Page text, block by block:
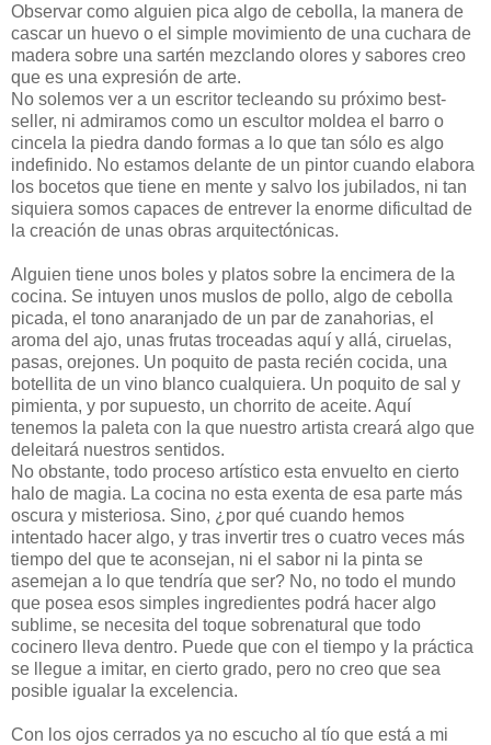
Observar como alguien pica algo de cebolla, la manera de
cascar un huevo o el simple movimiento de una cuchara de
madera sobre una sartén mezclando olores y sabores creo
que es una expresión de arte.
No solemos ver a un escritor tecleando su próximo best-
seller, ni admiramos como un escultor moldea el barro o
cincela la piedra dando formas a lo que tan sólo es algo
indefinido. No estamos delante de un pintor cuando elabora
los bocetos que tiene en mente y salvo los jubilados, ni tan
siquiera somos capaces de entrever la enorme dificultad de
la creación de unas obras arquitectónicas.
Alguien tiene unos boles y platos sobre la encimera de la
cocina. Se intuyen unos muslos de pollo, algo de cebolla
picada, el tono anaranjado de un par de zanahorias, el
aroma del ajo, unas frutas troceadas aquí y allá, ciruelas,
pasas, orejones. Un poquito de pasta recién cocida, una
botellita de un vino blanco cualquiera. Un poquito de sal y
pimienta, y por supuesto, un chorrito de aceite. Aquí
tenemos la paleta con la que nuestro artista creará algo que
deleitará nuestros sentidos.
No obstante, todo proceso artístico esta envuelto en cierto
halo de magia. La cocina no esta exenta de esa parte más
oscura y misteriosa. Sino, ¿por qué cuando hemos
intentado hacer algo, y tras invertir tres o cuatro veces más
tiempo del que te aconsejan, ni el sabor ni la pinta se
asemejan a lo que tendría que ser? No, no todo el mundo
que posea esos simples ingredientes podrá hacer algo
sublime, se necesita del toque sobrenatural que todo
cocinero lleva dentro. Puede que con el tiempo y la práctica
se llegue a imitar, en cierto grado, pero no creo que sea
posible igualar la excelencia.
Con los ojos cerrados ya no escucho al tío que está a mi